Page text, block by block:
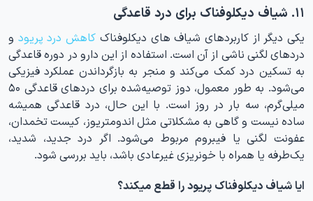
۱۱. شیاف دیکلوفناک برای درد قاعدگی
یکی دیگر از کاربردهای شیاف های دیکلوفناک کاهش درد پریود و
دردهای لگنی ناشی از آن است. استفاده از این دارو در دوره قاعدگی
به تسکین درد کمک می‌کند و منجر به بازگرداندن عملکرد فیزیکی
می‌شود. به طور معمول، دوز توصیه‌شده برای دردهای قاعدگی ۵۰
میلی‌گرم، سه بار در روز است. با این حال، درد قاعدگی همیشه
ساده نیست و گاهی به مشکلاتی مثل اندومتریوز، کیست تخمدان،
عفونت لگنی یا فیبروم مربوط می‌شود. اگر درد جدید، شدید،
یک‌طرفه یا همراه با خونریزی غیرعادی باشد، باید بررسی شود.
ایا شیاف دیکلوفناک پریود را قطع میکند؟